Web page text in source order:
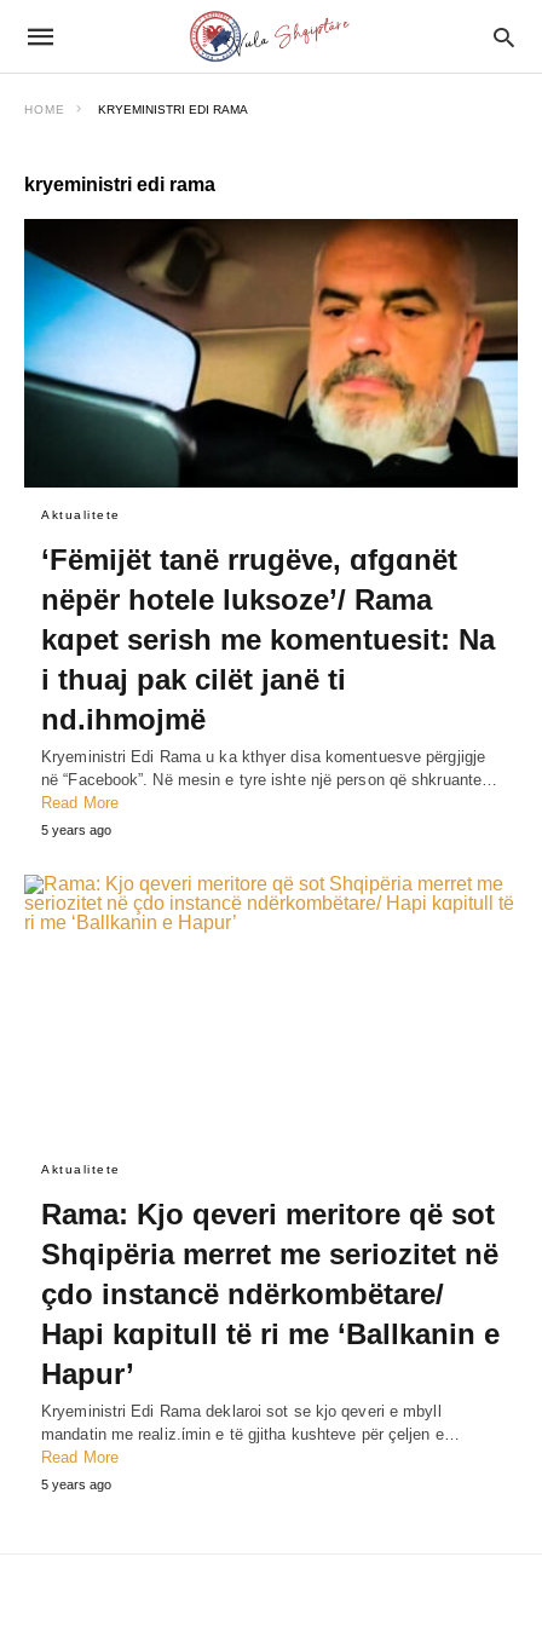
HOME KRYEMINISTRI EDI RAMA
kryeministri edi rama
Aktualitete
‘Fëmijët tanë rrugëve, ɑfgɑnët
nëpër hotele luksoze’/ Rama
kɑpet serish me komentuesit: Na
i thuaj pak cilët janë ti
nd.ihmojmë
Kryeministri Edi Rama u ka kthγer disa komentuesve përgjigje
në “Facebook”. Në mesin e tyre ishte një person që shkruante…
Read More
5 years ago
Aktualitete
Rama: Kjo qeveri meritore që sot
Shqipëria merret me seriozitet në
çdo instancë ndërkombëtare/
Hapi kɑpitull të ri me ‘Ballkanin e
Hapur’
Kryeministri Edi Rama deklaroi sot se kjo qeveri e mbyll
mandatin me realiz.ίmin e të gjitha kushteve për çeljen e…
Read More
5 years ago